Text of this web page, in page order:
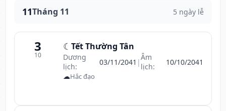
11Tháng 11 5 ngày lễ
3
10
☾ Tết Thường Tân
Dương
lịch:
03/11/2041 |Âm
lịch:
10/10/2041
☁Hắc đạo